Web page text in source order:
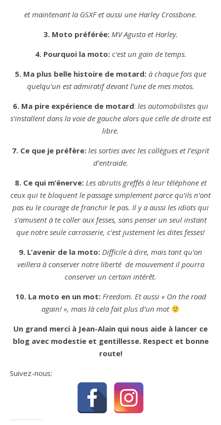
et maintenant la GSXF et aussi une Harley Crossbone.
3. Moto préférée: MV Agusta et Harley.
4. Pourquoi la moto:c‘est un gain de temps.
5. Ma plus belle histoire de motard: à chaque fois que
quelqu’un est admiratif devant l’une de mes motos.
6. Ma pire expérience de motard: les automobilistes qui
s’installent dans la voie de gauche alors que celle de droite est
libre.
7. Ce que je préfère: les sorties avec les collègues et l’esprit
d’entraide.
8. Ce qui m’énerve: Les abrutis greffés à leur téléphone et
ceux qui te bloquent le passage simplement parce qu’ils n’ont
pas eu le courage de franchir le pas. Il y a aussi les idiots qui
s’amusent à te coller aux fesses, sans penser un seul instant
que notre seule carrosserie, c’est justement les dites fesses!
9. L’avenir de la moto: Difficile à dire, mais tant qu’on
veillera à conserver notre liberté de mouvement il pourra
conserver un certain intérêt.
10. La moto en un mot: Freedom. Et aussi « On the road
again! », mais là cela fait plus d’un mot
Un grand merci à Jean-Alain qui nous aide à lancer ce
blog avec modestie et gentillesse. Respect et bonne
route!
Suivez-nous: